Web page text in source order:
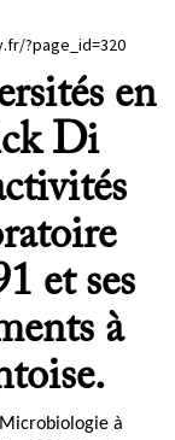
?page_id=320
en
Di
et ses
à
à